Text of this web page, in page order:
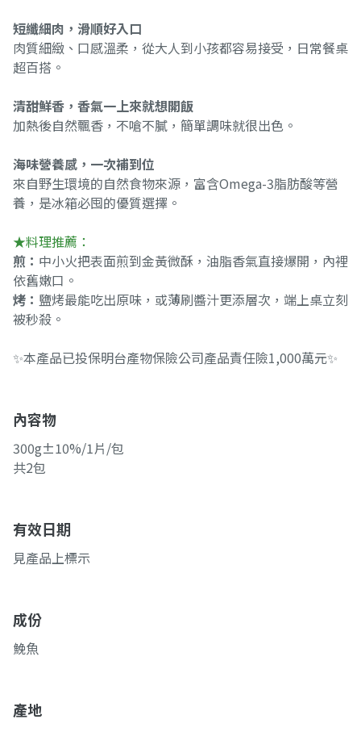
短纖細肉，滑順好入口
肉質細緻、口感溫柔，從大人到小孩都容易接受，日常餐桌
超百搭。
清甜鮮香，香氣一上來就想開飯
加熱後自然飄香，不嗆不膩，簡單調味就很出色。
海味營養感，一次補到位
來自野生環境的自然食物來源，富含Omega-3脂肪酸等營
養，是冰箱必囤的優質選擇。
★料理推薦：
煎： 中小火把表面煎到金黃微酥，油脂香氣直接爆開，內裡
依舊嫩口。
烤： 鹽烤最能吃出原味，或薄刷醬汁更添層次，端上桌立刻
被秒殺。
✨本產品已投保明台產物保險公司產品責任險1,000萬元✨
內容物
300g±10%/1片/包
共2包
有效日期
見產品上標示
成份
鮸魚
產地